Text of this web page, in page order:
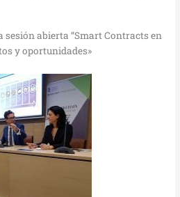
sesión abierta “Smart Contracts en
y oportunidades»